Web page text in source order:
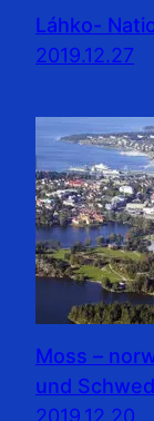
Láhko-
2019.12.27
Moss –
und